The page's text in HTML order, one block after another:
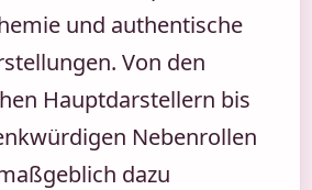
und authentische
Von den
Hauptdarstellern bis
Nebenrollen
dazu